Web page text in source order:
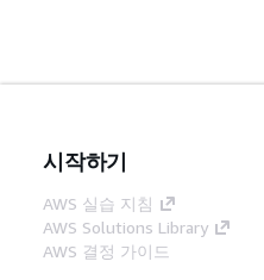
시작하기
AWS 실습 지침
AWS Solutions Library
AWS 결정 가이드